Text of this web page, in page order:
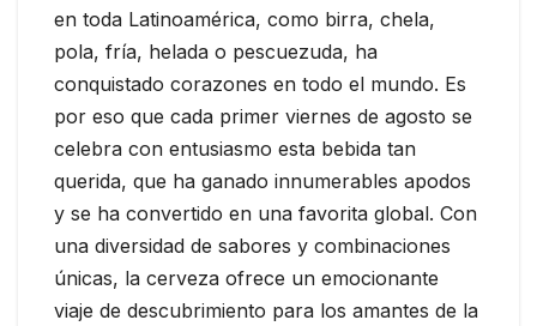
en toda Latinoamérica, como birra, chela,
pola, fría, helada o pescuezuda, ha
conquistado corazones en todo el mundo. Es
por eso que cada primer viernes de agosto se
celebra con entusiasmo esta bebida tan
querida, que ha ganado innumerables apodos
y se ha convertido en una favorita global. Con
una diversidad de sabores y combinaciones
únicas, la cerveza ofrece un emocionante
viaje de descubrimiento para los amantes de la